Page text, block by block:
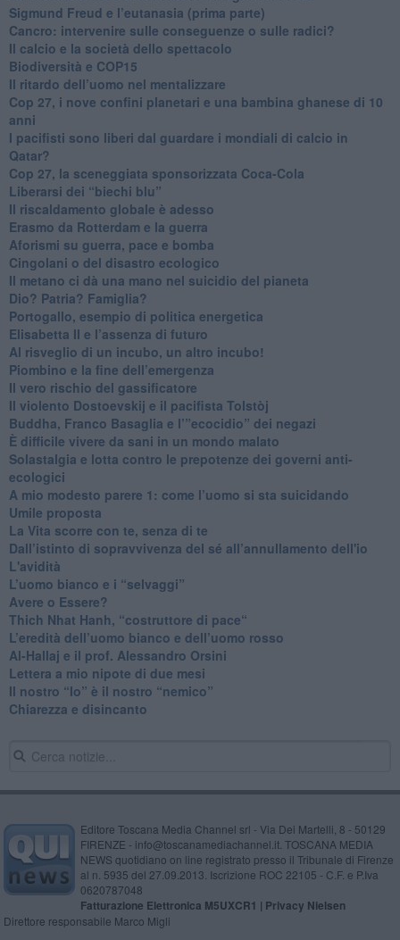
Sigmund Freud e l’eutanasia (prima parte)
Cancro: intervenire sulle conseguenze o sulle radici?
​Il calcio e la società dello spettacolo
Biodiversità e COP15
​Il ritardo dell’uomo nel mentalizzare
​Cop 27, i nove confini planetari e una bambina ghanese di 10
anni
​I pacifisti sono liberi dal guardare i mondiali di calcio in
Qatar?
​Cop 27, la sceneggiata sponsorizzata Coca-Cola
​Liberarsi dei “biechi blu”
Il riscaldamento globale è adesso
​Erasmo da Rotterdam e la guerra
​Aforismi su guerra, pace e bomba
Cingolani o del disastro ecologico
​Il metano ci dà una mano nel suicidio del pianeta
​Dio? Patria? Famiglia?
Portogallo, esempio di politica energetica
​Elisabetta II e l’assenza di futuro
Al risveglio di un incubo, un altro incubo!
​Piombino e la fine dell’emergenza
​Il vero rischio del gassificatore
​Il violento Dostoevskij e il pacifista Tolstòj
​Buddha, Franco Basaglia e l’”ecocidio” dei negazi
​È difficile vivere da sani in un mondo malato
Solastalgia e lotta contro le prepotenze dei governi anti-
ecologici
​A mio modesto parere 1: come l’uomo si sta suicidando
​Umile proposta
​La Vita scorre con te, senza di te
​Dall’istinto di sopravvivenza del sé all’annullamento dell'io
L'avidità
​L’uomo bianco e i “selvaggi”
​Avere o Essere?
​Thich Nhat Hanh, “costruttore di pace“
​L’eredità dell’uomo bianco e dell’uomo rosso
Al-Hallaj e il prof. Alessandro Orsini
​Lettera a mio nipote di due mesi
​Il nostro “Io” è il nostro “nemico”
​Chiarezza e disincanto
Editore Toscana Media Channel srl - Via Dei Martelli, 8 - 50129
FIRENZE - info@toscanamediachannel.it. TOSCANA MEDIA
NEWS quotidiano on line registrato presso il Tribunale di Firenze
al n. 5935 del 27.09.2013. Iscrizione ROC 22105 - C.F. e P.Iva
0620787048
Fatturazione Elettronica M5UXCR1 | Privacy Nielsen
Direttore responsabile Marco Migli